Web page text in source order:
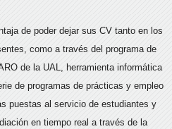
de poder dejar sus CV tanto en los
como a través del programa de
de la UAL, herramienta informática
de programas de prácticas y empleo
puestas al servicio de estudiantes y
en tiempo real a través de la